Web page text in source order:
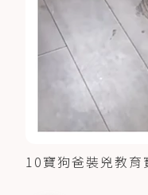
10寶狗爸裝兇教